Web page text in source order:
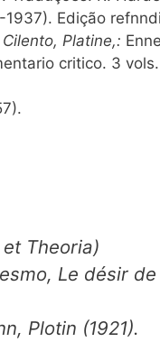
Edição
Cilento, Platine,:
critico. 3
et Theoria)
Le désir
Plotin (1921).